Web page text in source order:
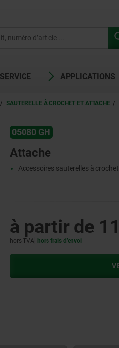
SERVICE APPLICATIONS
SAUTERELLE À CROCHET ET ATTACHE
05080 GH
Attache
Accessoires sauterelles à crochet
à partir de
hors TVA hors frais d’envoi